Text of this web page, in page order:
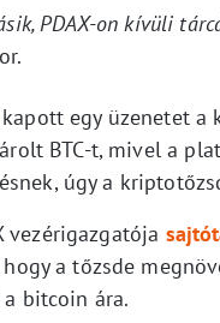
PDAX-on kívüli
egy üzenetet a
BTC-t, mivel a
úgy a
vezérigazgatója
a tőzsde
bitcoin ára.